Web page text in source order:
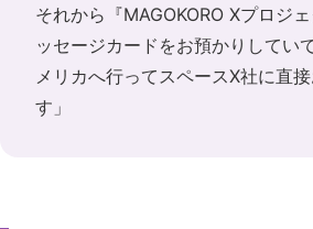
それから『MAGOKORO Xプロジ
ッセージカードをお預かりしてい
メリカへ行ってスペースX社に直
す」